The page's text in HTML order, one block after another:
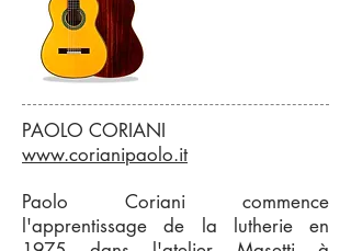
PAOLO CORIANI
www.corianipaolo.it
Paolo Coriani commence
l'apprentissage de la lutherie en